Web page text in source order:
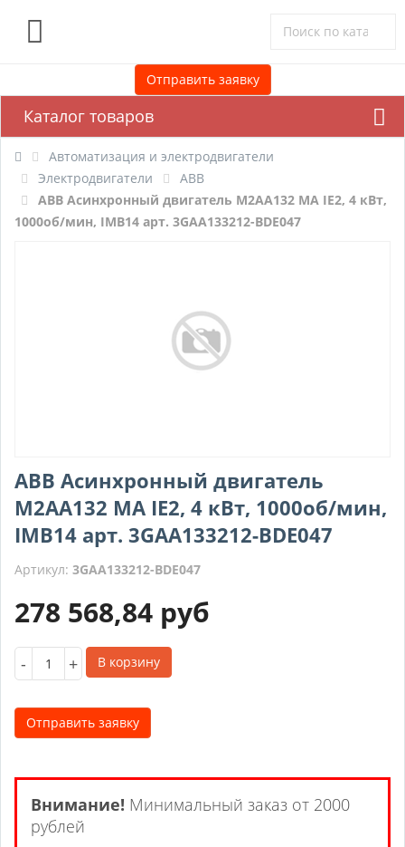
Отправить заявку
Каталог товаров
Автоматизация и электродвигатели
Электродвигатели
ABB
ABB Асинхронный двигатель M2AA132 MA IE2, 4 кВт,
1000об/мин, IMB14 арт. 3GAA133212-BDE047
ABB Асинхронный двигатель
M2AA132 MA IE2, 4 кВт, 1000об/мин,
IMB14 арт. 3GAA133212-BDE047
Артикул: 3GAA133212-BDE047
278 568,84 руб
- + В корзину
Отправить заявку
Внимание! Минимальный заказ от 2000
рублей